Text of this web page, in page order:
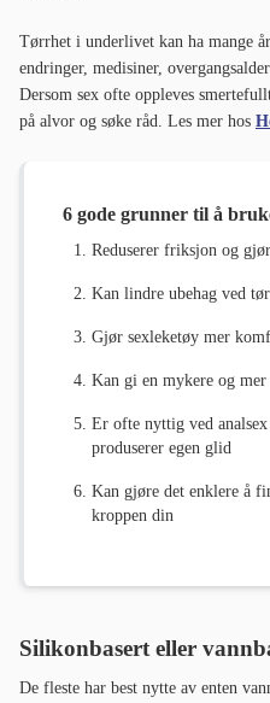
Tørrhet i underlivet kan ha mange
endringer, medisiner,
Dersom sex ofte oppleves
på alvor og søke råd. Les mer hos
6 gode grunner til å
Reduserer friksjon og
Kan lindre ubehag ved
Gjør sexleketøy mer
Kan gi en mykere og mer
Er ofte nyttig ved
produserer egen glid
Kan gjøre det enklere å
kroppen din
Silikonbasert eller
De fleste har best nytte av enten